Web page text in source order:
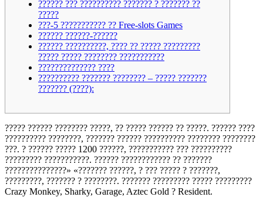
?????? ??? ?????????? ??????? ? ??????? ??
?????
???-5 ??????????? ?? Free-slots Games
?????? ??????-??????
?????? ??????????, ???? ?? ????? ?????????
????? ????? ???????? ???????????
?????????????? ????
?????????? ??????? ???????? – ????? ???????
??????? (????):
????? ?????? ???????? ?????, ?? ????? ?????? ?? ?????. ?????? ????
?????????? ????????, ??????? ?????? ?????????? ???????? ????????
???. ? ?????? ????? 1200 ??????, ??????????? ??? ??????????
????????? ???????????. ?????? ???????????? ?? ???????
???????????????» «??????? ??????, ? ??? ????? ? ???????,
?????????, ??????? ? ????????. ??????? ????????? ????? ?????????
Crazy Monkey, Sharky, Garage, Aztec Gold ? Resident.